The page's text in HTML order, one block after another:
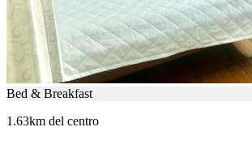
Bed & Breakfast
1.63km del centro